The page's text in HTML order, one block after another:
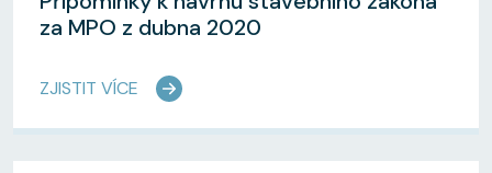
za MPO z dubna 2020
ZJISTIT VÍCE